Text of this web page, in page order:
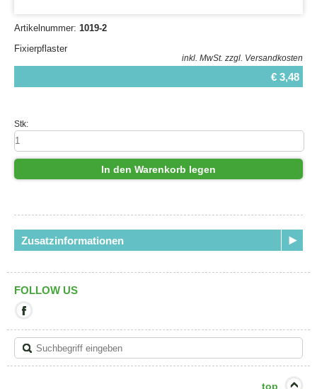
Artikelnummer: 1019-2
Fixierpflaster
inkl. MwSt. zzgl. Versandkosten
€ 3,48
Stk:
In den Warenkorb legen
Zusatzinformationen
FOLLOW US
Link
verlassen
Sie
die
top